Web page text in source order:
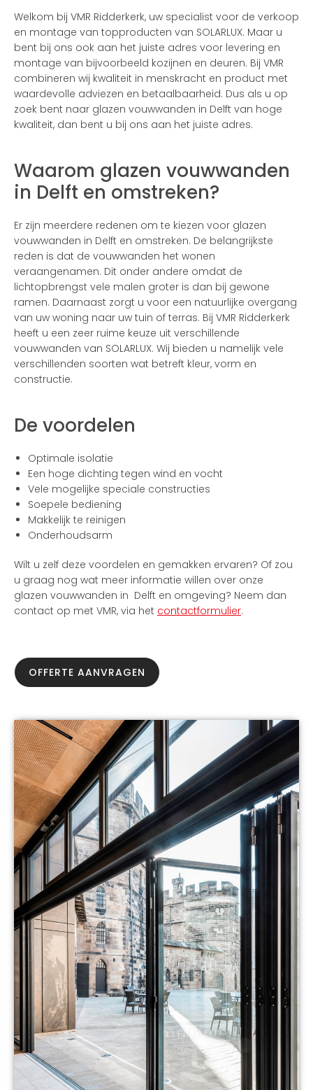
Welkom bij VMR Ridderkerk, uw specialist voor de verkoop
en montage van topproducten van SOLARLUX. Maar u
bent bij ons ook aan het juiste adres voor levering en
montage van bijvoorbeeld kozijnen en deuren. Bij VMR
combineren wij kwaliteit in menskracht en product met
waardevolle adviezen en betaalbaarheid. Dus als u op
zoek bent naar glazen vouwwanden in Delft van hoge
kwaliteit, dan bent u bij ons aan het juiste adres.
Waarom glazen vouwwanden
in Delft en omstreken?
Er zijn meerdere redenen om te kiezen voor glazen
vouwwanden in Delft en omstreken. De belangrijkste
reden is dat de vouwwanden het wonen
veraangenamen. Dit onder andere omdat de
lichtopbrengst vele malen groter is dan bij gewone
ramen. Daarnaast zorgt u voor een natuurlijke overgang
van uw woning naar uw tuin of terras. Bij VMR Ridderkerk
heeft u een zeer ruime keuze uit verschillende
vouwwanden van SOLARLUX. Wij bieden u namelijk vele
verschillenden soorten wat betreft kleur, vorm en
constructie.
De voordelen
Optimale isolatie
Een hoge dichting tegen wind en vocht
Vele mogelijke speciale constructies
Soepele bediening
Makkelijk te reinigen
Onderhoudsarm
Wilt u zelf deze voordelen en gemakken ervaren? Of zou
u graag nog wat meer informatie willen over onze
glazen vouwwanden in Delft en omgeving? Neem dan
contact op met VMR, via het contactformulier.
OFFERTE AANVRAGEN